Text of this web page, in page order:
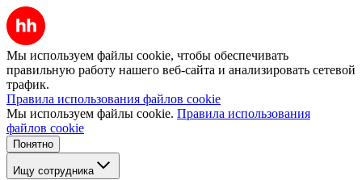
Мы используем файлы cookie, чтобы обеспечивать
правильную работу нашего веб-сайта и анализировать сетевой
трафик.
Правила использования файлов cookie
Мы используем файлы cookie. Правила использования
файлов cookie
Понятно
Ищу сотрудника